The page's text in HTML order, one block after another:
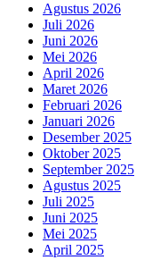
Agustus 2026
Juli 2026
Juni 2026
Mei 2026
April 2026
Maret 2026
Februari 2026
Januari 2026
Desember 2025
Oktober 2025
September 2025
Agustus 2025
Juli 2025
Juni 2025
Mei 2025
April 2025